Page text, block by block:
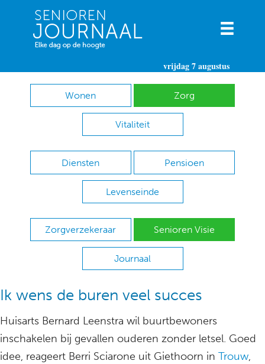
vrijdag 7 augustus
Wonen Zorg
Vitaliteit
Diensten Pensioen
Levenseinde
Zorgverzekeraar Senioren Visie
Journaal
Ik wens de buren veel succes
Huisarts Bernard Leenstra wil buurtbewoners
inschakelen bij gevallen ouderen zonder letsel. Goed
idee, reageert Berri Sciarone uit Giethoorn in Trouw,